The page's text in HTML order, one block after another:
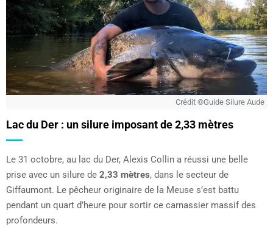
Crédit ©Guide Silure Aude
Lac du Der : un silure imposant de 2,33 mètres
Le 31 octobre, au lac du Der, Alexis Collin a réussi une belle
prise avec un silure de 2,33 mètres, dans le secteur de
Giffaumont. Le pêcheur originaire de la Meuse s’est battu
pendant un quart d’heure pour sortir ce carnassier massif des
profondeurs.